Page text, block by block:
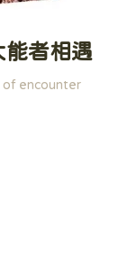
者相遇
of encounter